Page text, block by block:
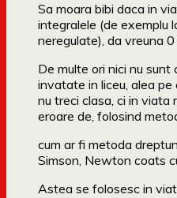
Sa moara bibi daca in
integralele (de exemplu
neregulate), da vreuna
De multe ori nici nu sunt
invatate in liceu, alea
nu treci clasa, ci in viata
eroare de, folosind
cum ar fi metoda
Simson, Newton coats
Astea se folosesc in